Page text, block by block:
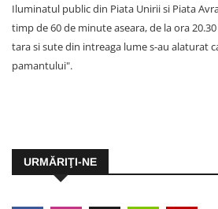
Iluminatul public din Piata Unirii si Piata
timp de 60 de minute aseara, de la ora
tara si sute din intreaga lume s-au alaturat
pamantului".
URMĂRIŢI-NE